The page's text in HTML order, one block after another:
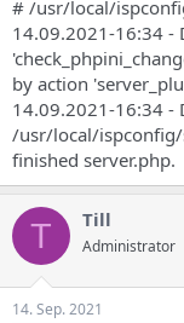
# /usr/local/
14.09.2021-16:34 -
by action
14.09.2021-16:34 -
/usr/local/
finished server.php.
T Till
Administrator
14. Sep. 2021